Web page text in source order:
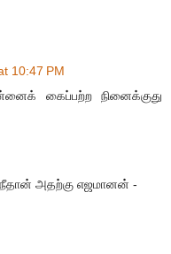
10:47 PM
கைப்பற்ற நினைக்குது
அதற்கு எஜமானன் -